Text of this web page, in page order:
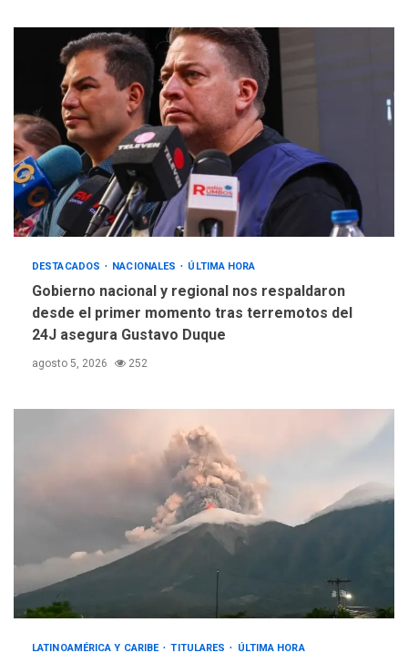
DESTACADOS NACIONALES ÚLTIMA HORA
Gobierno nacional y regional nos respaldaron
desde el primer momento tras terremotos del
24J asegura Gustavo Duque
agosto 5, 2026 252
LATINOAMÉRICA Y CARIBE TITULARES ÚLTIMA HORA